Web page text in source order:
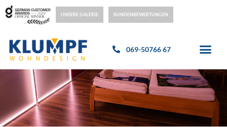
UNSERE GALERIE KUNDENBEWERTUNGEN
069-50766 67